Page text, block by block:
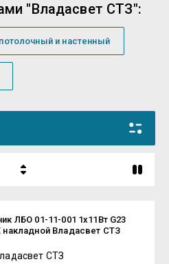
"Владасвет СТЗ":
и настенный
ЛБО 01-11-001 1х11Вт G23
Владасвет СТЗ
СТЗ